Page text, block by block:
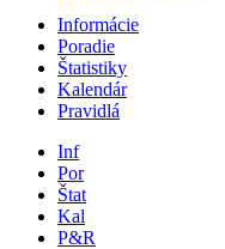
Informácie
Poradie
Štatistiky
Kalendár
Pravidlá
Inf
Por
Štat
Kal
P&R